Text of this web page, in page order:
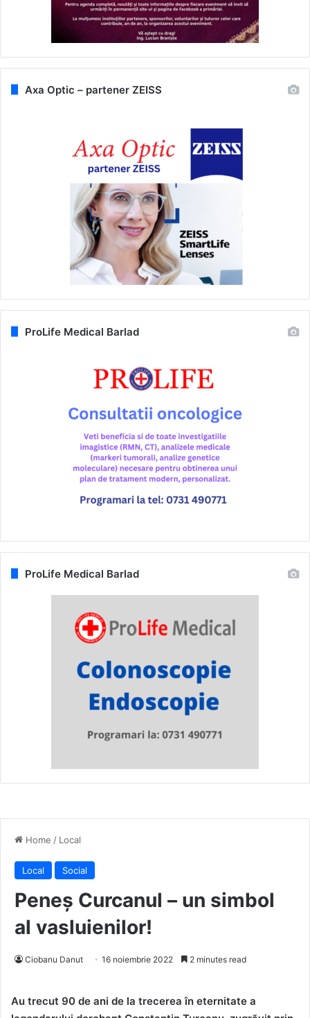
Home / Local
Local Social
Peneș Curcanul – un simbol
al vasluienilor!
Ciobanu Danut 16 noiembrie 2022 2 minutes read
Au trecut 90 de ani de la trecerea în eternitate a
Axa Optic – partener ZEISS
ProLife Medical Barlad
ProLife Medical Barlad